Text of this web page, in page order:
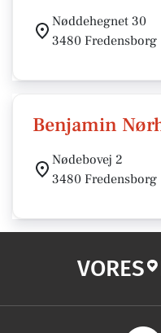
Nøddehegnet 30
3480 Fredensborg
Benjamin
Nødebovej 2
3480 Fredensborg
VORES